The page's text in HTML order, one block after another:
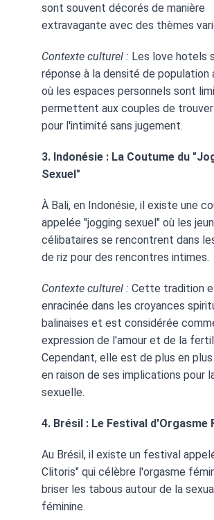
sont souvent décorés de manière
extravagante avec des thèmes
Contexte culturel : Les love hotels
réponse à la densité de population
où les espaces personnels sont
permettent aux couples de
pour l'intimité sans jugement.
3. Indonésie : La Coutume du
Sexuel"
À Bali, en Indonésie, il existe une
appelée "jogging sexuel" où les
célibataires se rencontrent dans
de riz pour des rencontres intimes.
Contexte culturel : Cette tradition
enracinée dans les croyances
balinaises et est considérée
expression de l'amour et de la
Cependant, elle est de plus en
en raison de ses implications pour
sexuelle.
4. Brésil : Le Festival d'Orgasme
Au Brésil, il existe un festival
Clitoris" qui célèbre l'orgasme
briser les tabous autour de la
féminine.